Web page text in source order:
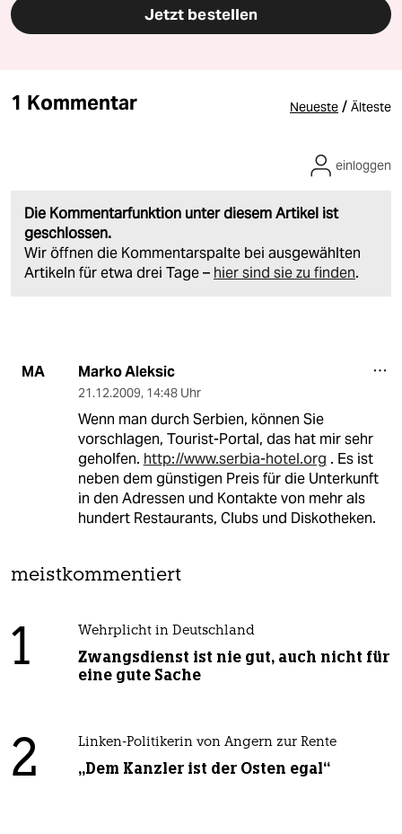
Jetzt bestellen
1 Kommentar Neueste / Älteste
Die Kommentarfunktion unter diesem Artikel ist
geschlossen.
Wir öffnen die Kommentarspalte bei ausgewählten
Artikeln für etwa drei Tage – hier sind sie zu finden.
einloggen
MA Marko Aleksic
21.12.2009, 14:48 Uhr
Wenn man durch Serbien, können Sie
vorschlagen, Tourist-Portal, das hat mir sehr
geholfen. http://www.serbia-hotel.org . Es ist
neben dem günstigen Preis für die Unterkunft
in den Adressen und Kontakte von mehr als
hundert Restaurants, Clubs und Diskotheken.
meistkommentiert
1 Wehrplicht in Deutschland
Zwangsdienst ist nie gut, auch nicht für
eine gute Sache
2 Linken-Politikerin von Angern zur Rente
„Dem Kanzler ist der Osten egal“